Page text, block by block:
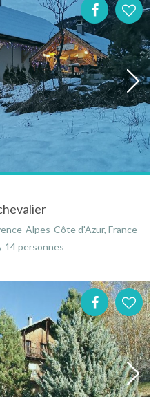
Alpes-Côte d'Azur, France
14 personnes